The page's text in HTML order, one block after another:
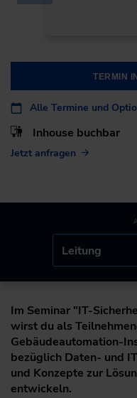
TERMIN
Alle Termine und
Inhouse buchbar
Jetzt anfragen
Leitung
Im Seminar "IT-
wirst du als
Gebäudeautomation-
bezüglich Daten- und
und Konzepte zur
entwickeln.